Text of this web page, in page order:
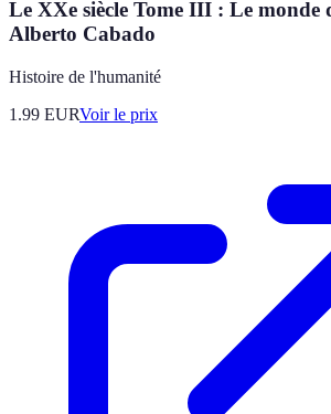
Le XXe siècle Tome III : Le
Alberto Cabado
Histoire de l'humanité
1.99 EURVoir le prix